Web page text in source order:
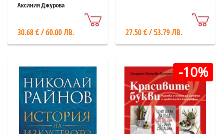
Аксиния Джурова
30.68 € / 60.00 ЛВ. 27.50 € / 53.79 ЛВ.
-10%